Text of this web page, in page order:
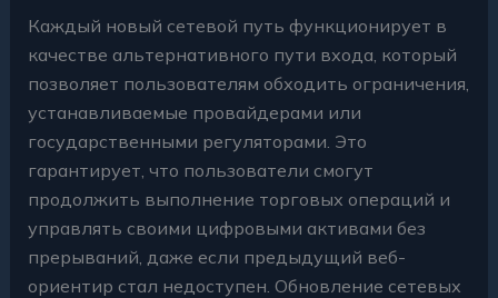
Каждый новый сетевой путь функционирует в
качестве альтернативного пути входа, который
позволяет пользователям обходить ограничения,
устанавливаемые провайдерами или
государственными регуляторами. Это
гарантирует, что пользователи смогут
продолжить выполнение торговых операций и
управлять своими цифровыми активами без
прерываний, даже если предыдущий веб-
ориентир стал недоступен. Обновление сетевых